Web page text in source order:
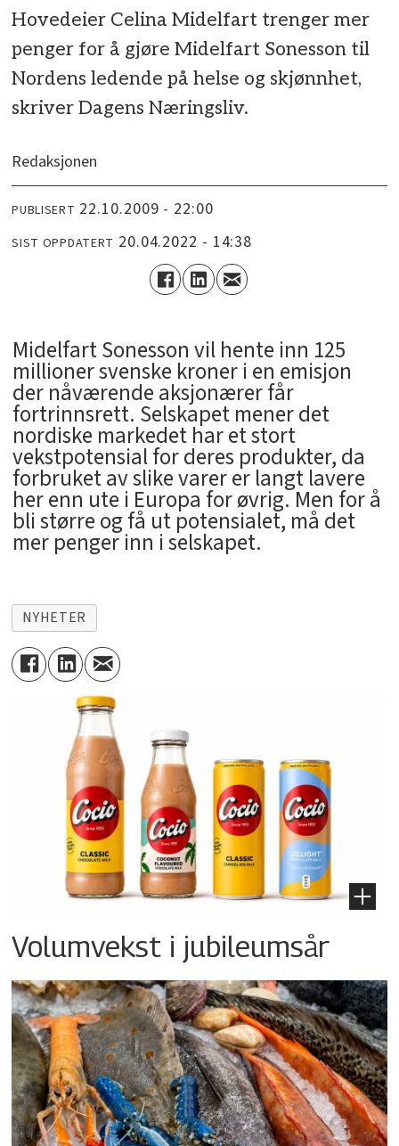
Hovedeier Celina Midelfart trenger mer
penger for å gjøre Midelfart Sonesson til
Nordens ledende på helse og skjønnhet,
skriver Dagens Næringsliv.
Redaksjonen
PUBLISERT 22.10.2009 - 22:00
SIST OPPDATERT 20.04.2022 - 14:38
Midelfart Sonesson vil hente inn 125
millioner svenske kroner i en emisjon
der nåværende aksjonærer får
fortrinnsrett. Selskapet mener det
nordiske markedet har et stort
vekstpotensial for deres produkter, da
forbruket av slike varer er langt lavere
her enn ute i Europa for øvrig. Men for å
bli større og få ut potensialet, må det
mer penger inn i selskapet.
NYHETER
Volumvekst i jubileumsår